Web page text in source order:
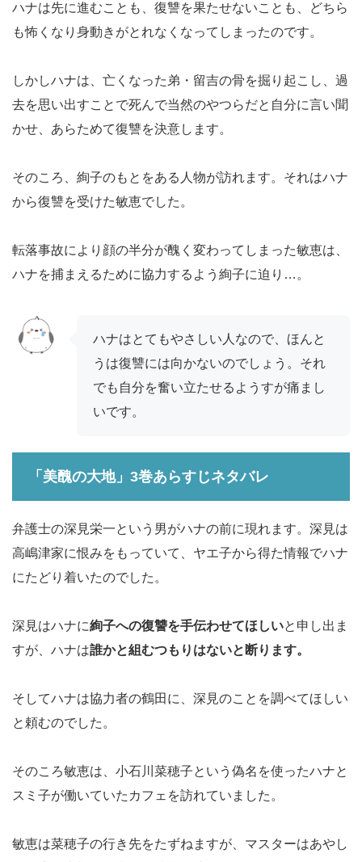
ハナは先に進むことも、復讐を果たせないことも、どちら
も怖くなり身動きがとれなくなってしまったのです。
しかしハナは、亡くなった弟・留吉の骨を掘り起こし、過
去を思い出すことで死んで当然のやつらだと自分に言い聞
かせ、あらためて復讐を決意します。
そのころ、絢子のもとをある人物が訪れます。それはハナ
から復讐を受けた敏恵でした。
転落事故により顔の半分が醜く変わってしまった敏恵は、
ハナを捕まえるために協力するよう絢子に迫り…。
ハナはとてもやさしい人なので、ほんと
うは復讐には向かないのでしょう。それ
でも自分を奮い立たせるようすが痛まし
いです。
「美醜の大地」3巻あらすじネタバレ
弁護士の深見栄一という男がハナの前に現れます。深見は
高嶋津家に恨みをもっていて、ヤエ子から得た情報でハナ
にたどり着いたのでした。
深見はハナに絢子への復讐を手伝わせてほしいと申し出ま
すが、ハナは誰かと組むつもりはないと断ります。
そしてハナは協力者の鶴田に、深見のことを調べてほしい
と頼むのでした。
そのころ敏恵は、小石川菜穂子という偽名を使ったハナと
スミ子が働いていたカフェを訪れていました。
敏恵は菜穂子の行き先をたずねますが、マスターはあやし